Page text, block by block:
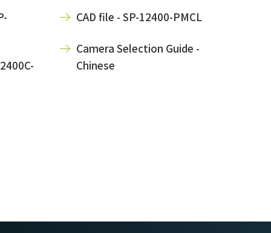
CAD file - SP-12400-PMCL
Camera Selection Guide -
Chinese